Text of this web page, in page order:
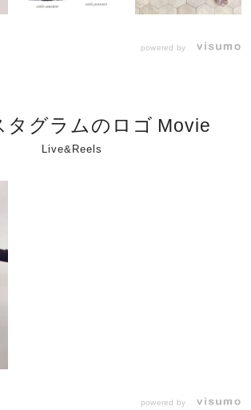
powered by
Movie
Live&Reels
powered by